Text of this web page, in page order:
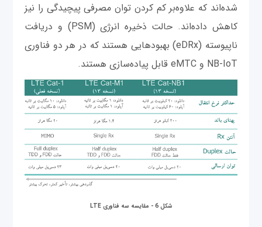
شده‌‌اند که علاوه‌بر کم کردن توان مصرفی پیچیدگی را نیز
کاهش داده‌اند. حالت ذخیره انرژی (PSM) و دریافت
ناپیوسته (eDRx) بهبودهایی هستند که در هر دو فناوری
NB-IoT و eMTC قابل پیاده‌سازی هستند.
شکل 6 - مقایسه سه فناوری LTE